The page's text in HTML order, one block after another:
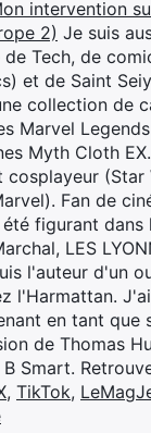
intervention
2) Je suis
de Tech, de
et de Saint
collection de
Marvel
Myth Cloth
cosplayeur (Star
Fan de
été figurant dans
LES
l'auteur d'un
l'Harmattan.
en tant que
de Thomas
Smart.
, TikTok,